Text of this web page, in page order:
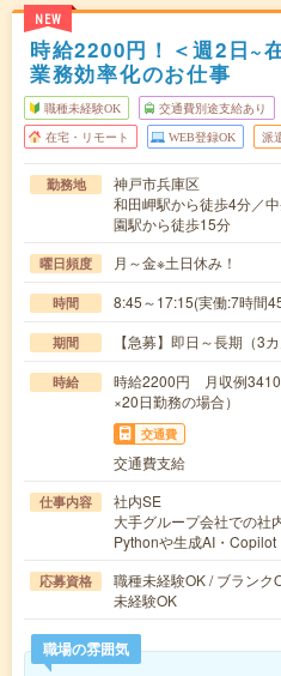
NEW
時給2200円！＜週2日~
業務効率化のお仕事
職種未経験OK 交通費別途支給あり
在宅・リモート WEB登録OK 派
勤務地
神戸市兵庫区
和田岬駅から徒歩4分／
園駅から徒歩15分
曜日頻度 月～金※土日休み！
時間 8:45～17:15(実働:7時間
期間 【急募】即日～長期（3カ
時給
時給2200円 月収例
×20日勤務の場合）
交通費
交通費支給
仕事内容
社内SE
大手グループ会社での社
Pythonや生成AI・
応募資格
職種未経験OK / ブランク
未経験OK
職場の雰囲気